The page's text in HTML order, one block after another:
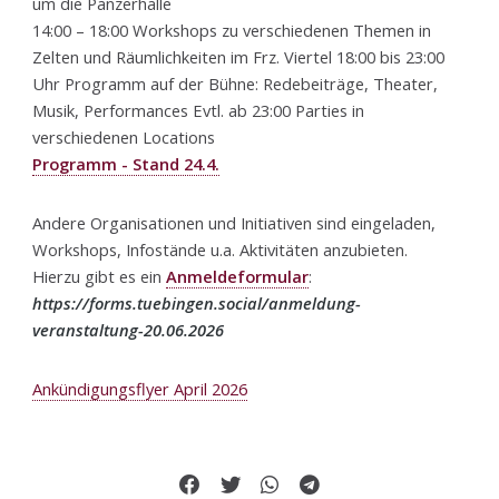
14:00 – 18:00 Workshops zu verschiedenen Themen in
Zelten und Räumlichkeiten im Frz. Viertel 18:00 bis 23:00
Uhr Programm auf der Bühne: Redebeiträge, Theater,
Musik, Performances Evtl. ab 23:00 Parties in
verschiedenen Locations
Programm - Stand 24.4.
Andere Organisationen und Initiativen sind eingeladen,
Workshops, Infostände u.a. Aktivitäten anzubieten.
Hierzu gibt es einAnmeldeformular:
https://forms.tuebingen.social/anmeldung-
veranstaltung-20.06.2026
Ankündigungsflyer April 2026